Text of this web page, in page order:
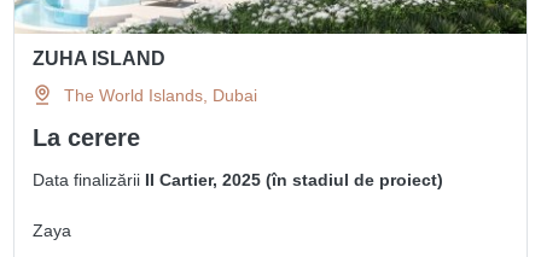
ZUHA ISLAND
The World Islands, Dubai
La cerere
Data finalizării II Cartier, 2025 (în stadiul de proiect)
Zaya